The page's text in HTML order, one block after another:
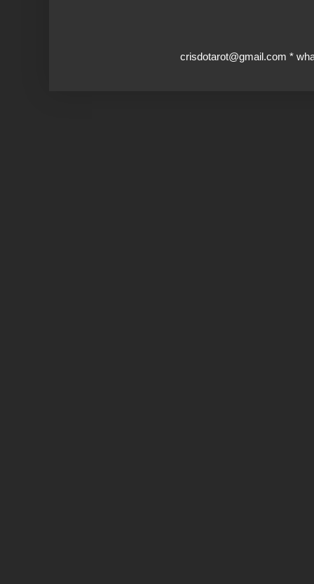
crisdotarot@gmail.com *